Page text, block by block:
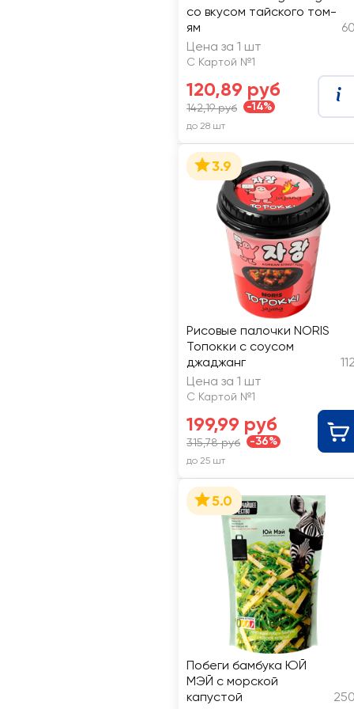
со вкусом тайского том-
ям
Цена за 1 шт
С Картой №1
120,89 руб
142,19 руб -14%
до 28 шт
3.9
Рисовые палочки NORIS
Топокки с соусом
джаджанг
Цена за 1 шт
С Картой №1
199,99 руб
315,78 руб -36%
до 25 шт
5.0
Побеги бамбука ЮЙ
МЭЙ с морской
капустой